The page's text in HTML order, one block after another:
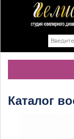
Каталог